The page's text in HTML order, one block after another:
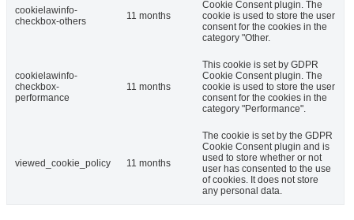
cookielawinfo-
checkbox-others
11 months
Cookie Consent plugin. The
cookie is used to store the user
consent for the cookies in the
category "Other.
cookielawinfo-
checkbox-
performance
11 months
This cookie is set by GDPR
Cookie Consent plugin. The
cookie is used to store the user
consent for the cookies in the
category "Performance".
viewed_cookie_policy 11 months
The cookie is set by the GDPR
Cookie Consent plugin and is
used to store whether or not
user has consented to the use
of cookies. It does not store
any personal data.